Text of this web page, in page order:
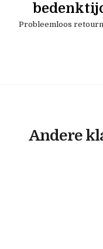
Probleemloos
Andere